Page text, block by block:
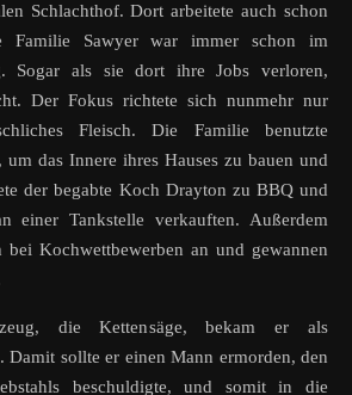
Schlachthof. Dort arbeitete auch schon
Familie Sawyer war immer schon im
Sogar als sie dort ihre Jobs verloren,
Der Fokus richtete sich nunmehr nur
Fleisch. Die Familie benutzte
das Innere ihres Hauses zu bauen und
der begabte Koch Drayton zu BBQ und
einer Tankstelle verkauften. Außerdem
bei Kochwettbewerben an und gewannen
die Kettensäge, bekam er als
Damit sollte er einen Mann ermorden, den
beschuldigte, und somit in die